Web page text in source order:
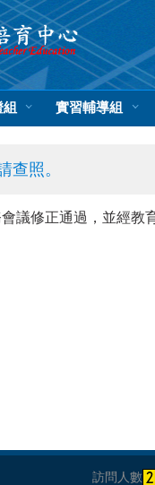
組 實習輔導組
查照。
議修正通過，並經教
訪問人數